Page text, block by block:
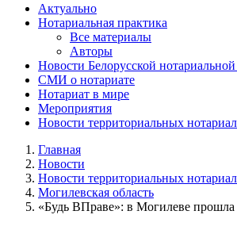
Актуально
Нотариальная практика
Все материалы
Авторы
Новости Белорусской
СМИ о нотариате
Нотариат в мире
Мероприятия
Новости территориальных
Главная
Новости
Новости территориальных
Могилевская область
«Будь ВПраве»: в Могилеве прошла